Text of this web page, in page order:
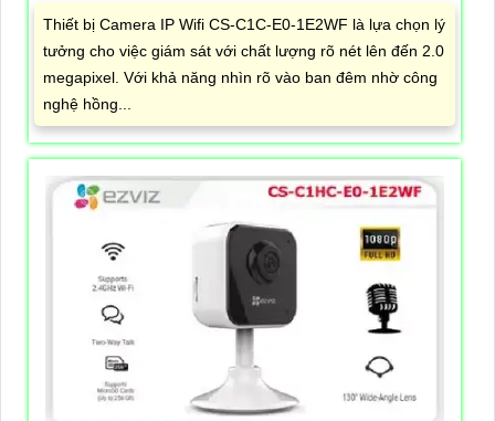
Thiết bị Camera IP Wifi CS-C1C-E0-1E2WF là lựa chọn lý
tưởng cho việc giám sát với chất lượng rõ nét lên đến 2.0
megapixel. Với khả năng nhìn rõ vào ban đêm nhờ công
nghệ hồng...